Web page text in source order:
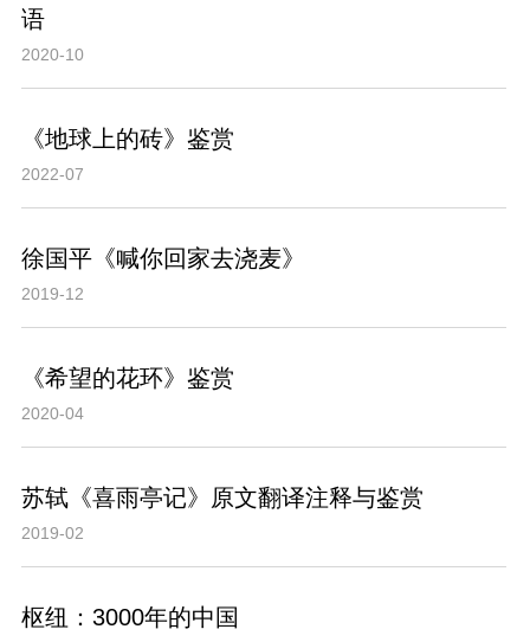
语
2020-10
《地球上的砖》鉴赏
2022-07
徐国平《喊你回家去浇麦》
2019-12
《希望的花环》鉴赏
2020-04
苏轼《喜雨亭记》原文翻译注释与鉴赏
2019-02
枢纽：3000年的中国